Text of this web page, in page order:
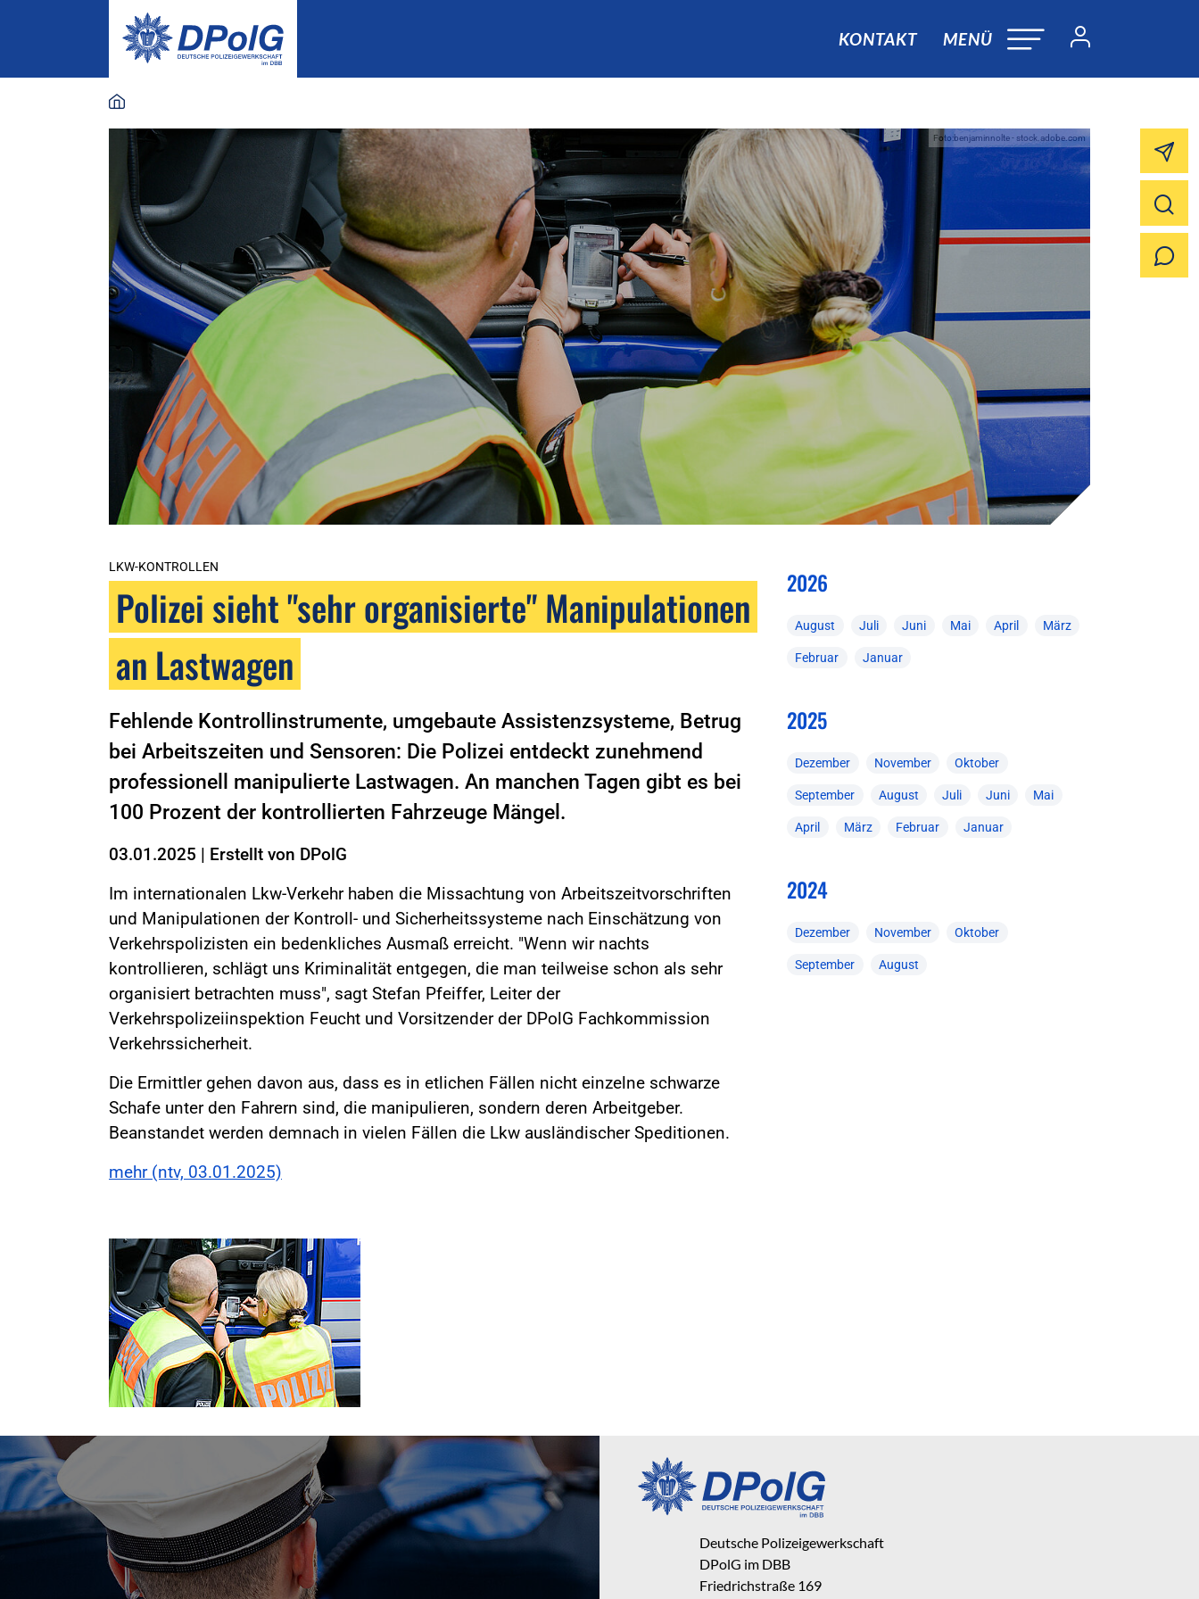
KONTAKT MENÜ
Foto:benjaminnolte - stock.adobe.com
LKW-KONTROLLEN
Polizei sieht "sehr organisierte" Manipulationen
an Lastwagen
Fehlende Kontrollinstrumente, umgebaute Assistenzsysteme, Betrug
bei Arbeitszeiten und Sensoren: Die Polizei entdeckt zunehmend
professionell manipulierte Lastwagen. An manchen Tagen gibt es bei
100 Prozent der kontrollierten Fahrzeuge Mängel.
03.01.2025 | Erstellt von DPolG
Im internationalen Lkw-Verkehr haben die Missachtung von Arbeitszeitvorschriften
und Manipulationen der Kontroll- und Sicherheitssysteme nach Einschätzung von
Verkehrspolizisten ein bedenkliches Ausmaß erreicht. "Wenn wir nachts
kontrollieren, schlägt uns Kriminalität entgegen, die man teilweise schon als sehr
organisiert betrachten muss", sagt Stefan Pfeiffer, Leiter der
Verkehrspolizeiinspektion Feucht und Vorsitzender der DPolG Fachkommission
Verkehrssicherheit.
Die Ermittler gehen davon aus, dass es in etlichen Fällen nicht einzelne schwarze
Schafe unter den Fahrern sind, die manipulieren, sondern deren Arbeitgeber.
Beanstandet werden demnach in vielen Fällen die Lkw ausländischer Speditionen.
mehr (ntv, 03.01.2025)
2026
August Juli Juni Mai April März
Februar Januar
2025
Dezember November Oktober
September August Juli Juni Mai
April März Februar Januar
2024
Dezember November Oktober
September August
Deutsche Polizeigewerkschaft
DPolG im DBB
Friedrichstraße 169